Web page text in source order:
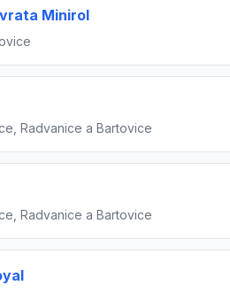
Minirol
Radvanice a Bartovice
Radvanice a Bartovice